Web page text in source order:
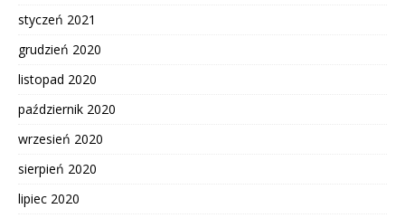
styczeń 2021
grudzień 2020
listopad 2020
październik 2020
wrzesień 2020
sierpień 2020
lipiec 2020